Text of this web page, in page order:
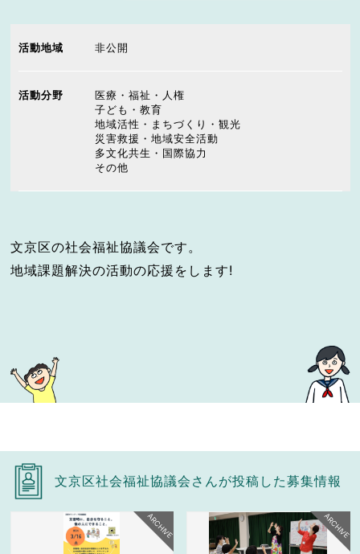
活動地域 非公開
活動分野
医療・福祉・人権
子ども・教育
地域活性・まちづくり・観光
災害救援・地域安全活動
多文化共生・国際協力
その他
文京区の社会福祉協議会です。
地域課題解決の活動の応援をします!
文京区社会福祉協議会さんが投稿した募集情報
ARCHIVE ARCHIVE